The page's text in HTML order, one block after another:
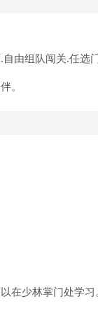
由组队闯关.任选
。
在少林掌门处学习